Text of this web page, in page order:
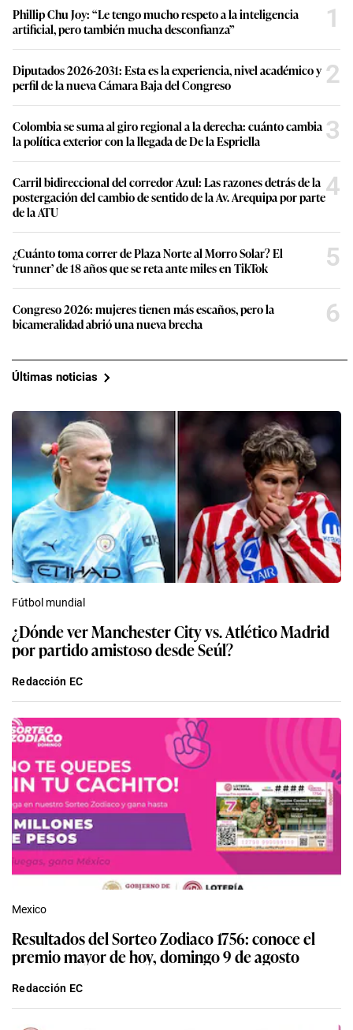
Phillip Chu Joy: “Le tengo mucho respeto a la inteligencia
artificial, pero también mucha desconfianza”
1
Diputados 2026-2031: Esta es la experiencia, nivel académico y
perfil de la nueva Cámara Baja del Congreso
2
Colombia se suma al giro regional a la derecha: cuánto cambia
la política exterior con la llegada de De la Espriella
3
Carril bidireccional del corredor Azul: Las razones detrás de la
postergación del cambio de sentido de la Av. Arequipa por parte
de la ATU
4
¿Cuánto toma correr de Plaza Norte al Morro Solar? El
‘runner’ de 18 años que se reta ante miles en TikTok
5
Congreso 2026: mujeres tienen más escaños, pero la
bicameralidad abrió una nueva brecha
6
Últimas noticias
Fútbol mundial
¿Dónde ver Manchester City vs. Atlético Madrid
por partido amistoso desde Seúl?
Redacción EC
Mexico
Resultados del Sorteo Zodiaco 1756: conoce el
premio mayor de hoy, domingo 9 de agosto
Redacción EC